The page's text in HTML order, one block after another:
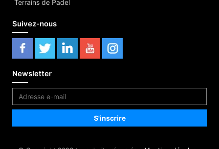
Terrains de Padel
Suivez-nous
Newsletter